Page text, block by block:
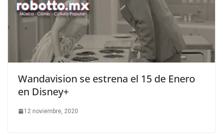
Wandavision se estrena el 15 de Enero
en Disney+
12 noviembre, 2020